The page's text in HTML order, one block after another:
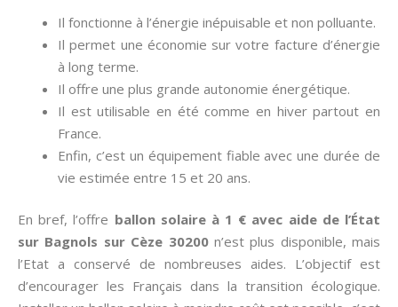
Il fonctionne à l’énergie inépuisable et non polluante.
Il permet une économie sur votre facture d’énergie
à long terme.
Il offre une plus grande autonomie énergétique.
Il est utilisable en été comme en hiver partout en
France.
Enfin, c’est un équipement fiable avec une durée de
vie estimée entre 15 et 20 ans.
En bref, l’offre ballon solaire à 1 € avec aide de l’État
sur Bagnols sur Cèze 30200n’est plus disponible, mais
l’Etat a conservé de nombreuses aides. L’objectif est
d’encourager les Français dans la transition écologique.